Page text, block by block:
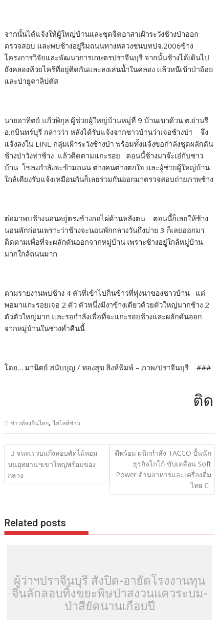
จากนั้นได้แจ้งให้ผู้ใหญ่บ้านและชุดจิตอาสาเฝ้าระวังช้างป่าออก
ตรวจสอบ และพบช้างอยู่ริมถนนทางหลวงชนบทปจ.2006ข้าง
โครงการวิจัยและพัฒนาการเกษตรปราจีนบุรี จากนั้นช้างได้เดินไป
ยังคลองห้วยไคร้ที่อยู่ติดกันและลงเล่นน้ำในคลอง แล้วหนีเข้าป่าอ้อย
และป่ายูคาลิปตัส
นายอาทิตย์ แก้วพิกุล ผู้ช่วยผู้ใหญ่บ้านหมู่ที่ 9 บ้านเขาด้วน ต.ย่านรี
อ.กบินทร์บุรี กล่าวว่า หลังได้รับแจ้งจากชาวบ้านว่าเจอช้างป่า จึง
แจ้งลงใน LINE กลุ่มเฝ้าระวังช้างป่า พร้อมทั้งแจ้งขอกำลังชุดผลักดัน
ช้างป่าวังท่าช้าง แล้วติดตามแกะรอย ตอนนี้ช้างมาจ๊ะเอ๋กับชาว
บ้าน โขลงกำลังจะข้ามถนน ต่างคนต่างตกใจ และผู้ช่วยผู้ใหญ่บ้าน
ใกล้เคียงรับแจ้งเหมือนกันก็เลยร่วมกันออกมาตรวจสอบถ่ายภาพช้าง
ต่อมาพบช้างนอนอยู่ตรงข้างกอไผ่ด้านหลังตน ตอนนี้ก็เลยให้ช้าง
นอนพักก่อนเพราะว่าช้างจะนอนพักกลางวันถึงบ่าย 3 ก็เลยออกมา
ติดตามเพื่อที่จะผลักดันออกจากหมู่บ้าน เพราะช้างอยู่ใกล้หมู่บ้าน
มากใกล้ถนนมาก
ตามรายงานพบช้าง 4 ตัวที่เข้าไปกินข้าวที่ทุ่งนาของชาวบ้าน แต่
พอมาแกะรอยเจอ 2 ตัว ตัวหนึ่งมีงาข้างเดียวด้วยตัวใหญ่มากช้าง 2
ตัวตัวใหญ่มาก และรอกำลังเพื่อที่จะแกะรอยช้างและผลักดันออก
จากหมู่บ้านในช่วงค่ำคืนนี้
โดย… มานิตย์ สนับบุญ / ทองสุข สิงห์พิมพ์ – ภาพ/ปราจีนบุรี ###
ติดต่
ข่าวท้องถิ่นไทย,ไฮไลท์ข่าว
แนะแนว
เรื่อง
จนท.รวบแก๊งลอบตัดไม้หอม
บนอุทยานฯเขาใหญ่พร้อมของ
กลาง
ดีพร้อม ผนึกกำลัง TACCO ปั้นนัก
ธุรกิจโกโก้ ขับเคลื่อน Soft
Power ด้านอาหารและเครื่องดื่ม
ไทย
Related posts
ผู้ว่าฯปราจีนบุรี สั่งปิด-อายัดโรงงานทุน
จีนลักลอบทิ้งขยะพิษป่าสงวนแควระบม-
ป่าสียัดนานเกือบปี